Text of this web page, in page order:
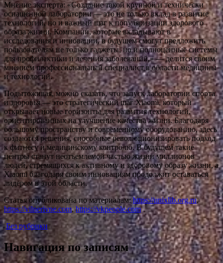
Мнение эксперта: «Создание такой крупной и технически
оснащенной лаборатории — это не только вклад в развитие
технологий, но и важный шаг к популяризации здорового
образа жизни. Компании, которые вкладывают в
исследования и инновации, в будущем смогут предложить
пользователям не только гаджеты, но и полноценные системы
для профилактики и лечения заболеваний,» — делится своим
мнением профессиональный специалист в области медицины
и технологий.
Подытоживая, можно сказать, что запуск лаборатории спорта
и здоровья — это стратегический шаг Xiaomi, который
открывает новые горизонты для развития технологий,
ориентированных на улучшение качества жизни. Благодаря
большому пространству и современному оборудованию, здесь
создаются решения, способные революционизировать подход
к фитнесу и медицинскому контролю. В будущем такие
центры станут неотъемлемой частью жизни миллионов
людей, стремящихся к активному и здоровому образу жизни, а
Xiaomi благодаря своим инновациям продолжит оставаться
лидером в этой области.
Статья опубликована по материалам: https://unixlib.org.ru,
https://vilnerivne.com,https://vkpeople.com
Без рубрики
Навигация по записям